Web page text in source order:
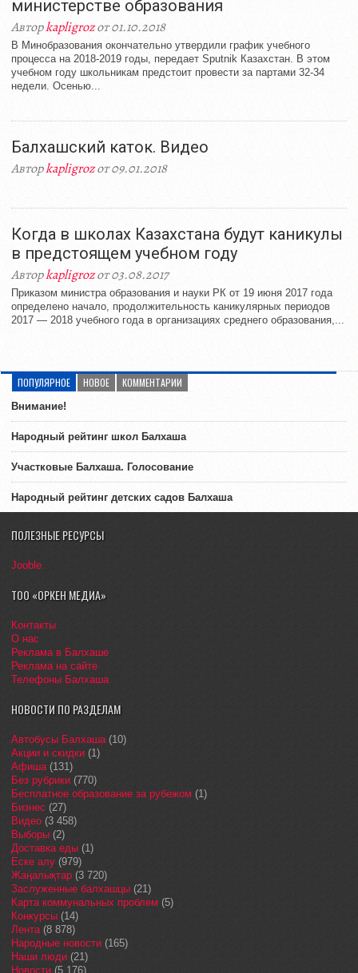
министерстве образования
Авторkapligrozот 01.10.2018
В Минобразования окончательно утвердили график учебного
процесса на 2018-2019 годы, передает Sputnik Казахстан. В этом
учебном году школьникам предстоит провести за партами 32-34
недели. Осенью...
Балхашский каток. Видео
Авторkapligrozот 09.01.2018
Когда в школах Казахстана будут каникулы
в предстоящем учебном году
Авторkapligrozот 03.08.2017
Приказом министра образования и науки РК от 19 июня 2017 года
определено начало, продолжительность каникулярных периодов
2017 — 2018 учебного года в организациях среднего образования,...
ПОПУЛЯРНОЕ НОВОЕ КОММЕНТАРИИ
Внимание!
Народный рейтинг школ Балхаша
Участковые Балхаша. Голосование
Народный рейтинг детских садов Балхаша
ПОЛЕЗНЫЕ РЕСУРСЫ
Jooble
ТОО «ОРКЕН МЕДИА»
Контакты
О нас
Реклама в Балхаше
Реклама на сайте
Телефоны Балхаша
НОВОСТИ ПО РАЗДЕЛАМ
Автобусы Балхаша(10)
Акции и скидки (1)
Афиша(131)
Без рубрики (770)
Бесплатное образование за рубежом (1)
Бизнес (27)
Видео (3 458)
Выборы (2)
Доставка еды (1)
Еске алу (979)
Жаңалықтар (3 720)
Заслуженные балхашцы (21)
Карта коммунальных проблем (5)
Конкурсы (14)
Лента(8 878)
Народные новости (165)
Наши люди (21)
Новости (5 176)